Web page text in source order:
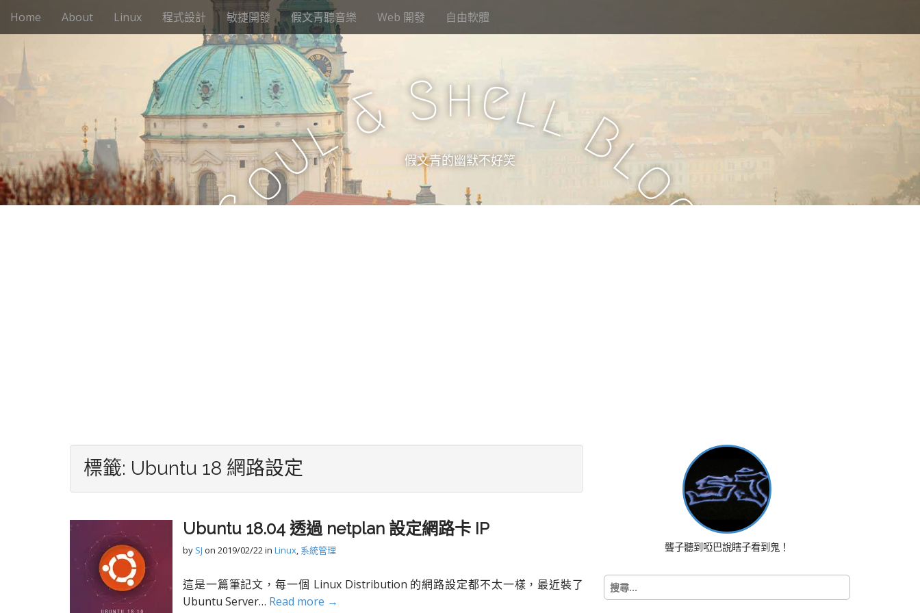
M
e
i
c
n
t
Home About Linux 程式設計 敏捷開發 假文青聽音樂 Web 開發 自由軟體
S
o
u
l& ShellB
l
o
g
假文青的幽默不好笑
標籤: Ubuntu 18 網路設定
Ubuntu 18.04 透過 netplan 設定網路卡 IP
by SJ on 2019/02/22in Linux, 系統管理
這是一篇筆記文，每一個 Linux Distribution 的網路設定都不太一樣，最近裝了
Ubuntu Server… Read more →
聾子聽到啞巴說瞎子看到鬼！
搜
尋